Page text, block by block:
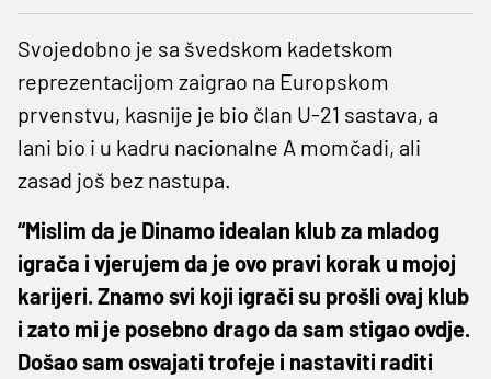
Svojedobno je sa švedskom kadetskom
reprezentacijom zaigrao na Europskom
prvenstvu, kasnije je bio član U-21 sastava, a
lani bio i u kadru nacionalne A momčadi, ali
zasad još bez nastupa.
“Mislim da je Dinamo idealan klub za mladog
igrača i vjerujem da je ovo pravi korak u mojoj
karijeri. Znamo svi koji igrači su prošli ovaj klub
i zato mi je posebno drago da sam stigao ovdje.
Došao sam osvajati trofeje i nastaviti raditi